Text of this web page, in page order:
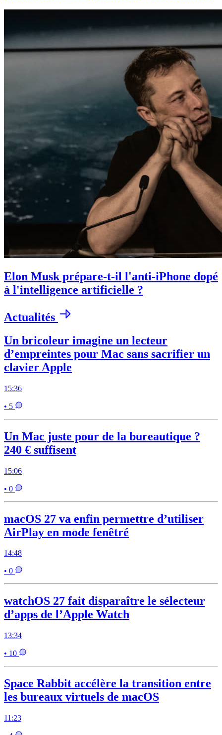
Elon Musk prépare-t-il l'anti-iPhone dopé
à l'intelligence artificielle ?
Actualités
Un bricoleur imagine un lecteur
d’empreintes pour Mac sans sacrifier un
clavier Apple
15:36
• 5
Un Mac juste pour de la bureautique ?
240 € suffisent
15:06
• 0
macOS 27 va enfin permettre d’utiliser
AirPlay en mode fenêtré
14:48
• 0
watchOS 27 fait disparaître le sélecteur
d’apps de l’Apple Watch
13:34
• 10
Space Rabbit accélère la transition entre
les bureaux virtuels de macOS
11:23